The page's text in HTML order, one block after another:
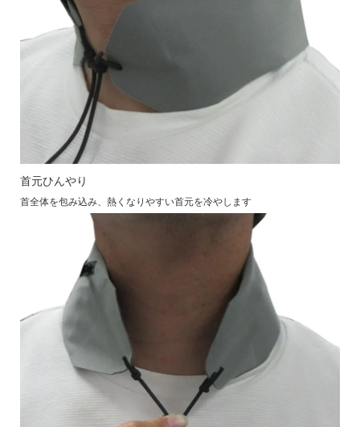
首元ひんやり
首全体を包み込み、熱くなりやすい首元を冷やします